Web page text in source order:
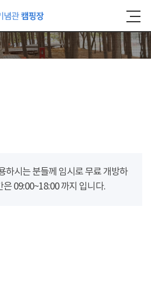
하시는 분들께 임시로 무료 개방하
은 09:00~18:00 까지 입니다.